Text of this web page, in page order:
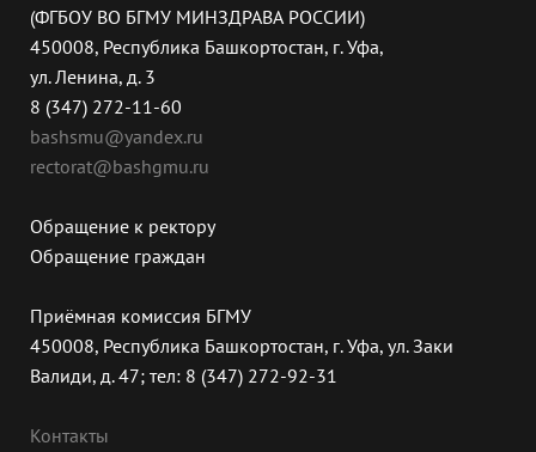
(ФГБОУ ВО БГМУ МИНЗДРАВА РОССИИ)
450008, Республика Башкортостан, г. Уфа,
ул. Ленина, д. 3
8 (347) 272-11-60
bashsmu@yandex.ru
rectorat@bashgmu.ru
Обращение к ректору
Обращение граждан
Приёмная комиссия БГМУ
450008, Республика Башкортостан, г. Уфа, ул. Заки
Валиди, д. 47; тел: 8 (347) 272-92-31
Контакты